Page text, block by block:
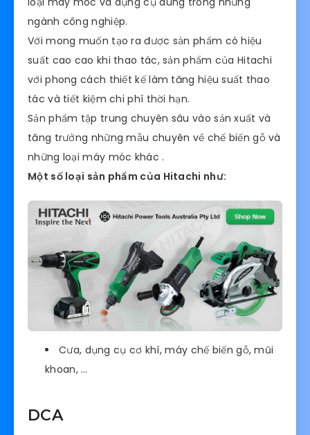
ngành công nghiệp.
Với mong muốn tạo ra được sản phẩm có hiệu
suất cao cao khi thao tác, sản phẩm của Hitachi
với phong cách thiết kế làm tăng hiệu suất thao
tác và tiết kiệm chi phí thời hạn.
Sản phẩm tập trung chuyên sâu vào sản xuất và
tăng trưởng những mẫu chuyên về chế biến gỗ và
những loại máy móc khác .
Một số loại sản phẩm của Hitachi như:
Cưa, dụng cụ cơ khí, máy chế biến gỗ, mũi
khoan, …
DCA